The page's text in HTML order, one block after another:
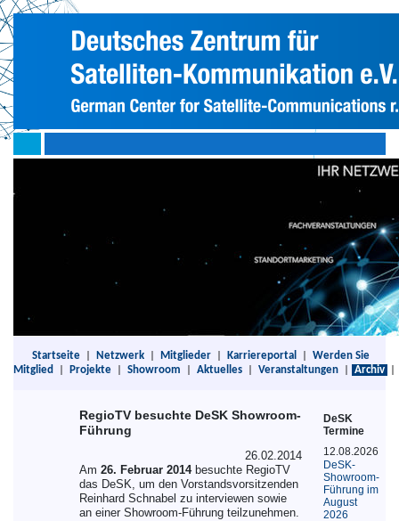
Startseite Netzwerk Mitglieder Karriereportal
Werden Sie
Mitglied
Projekte Showroom Aktuelles Veranstaltungen Archiv
RegioTV besuchte DeSK Showroom-
Führung
26.02.2014
Am 26. Februar 2014besuchte RegioTV
das DeSK, um den Vorstandsvorsitzenden
Reinhard Schnabel zu interviewen sowie
an einer Showroom-Führung teilzunehmen.
DeSK
Termine
12.08.2026
DeSK-
Showroom-
Führung im
August
2026